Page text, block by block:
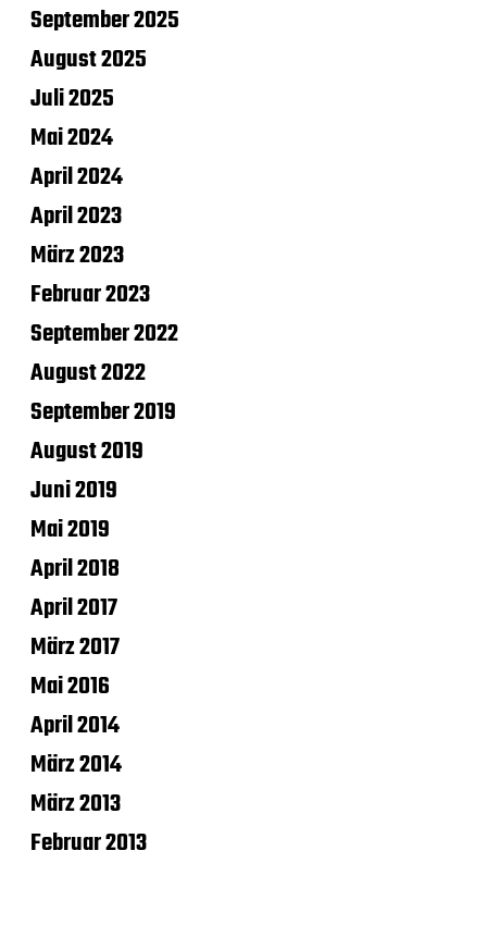
September 2025
August 2025
Juli 2025
Mai 2024
April 2024
April 2023
März 2023
Februar 2023
September 2022
August 2022
September 2019
August 2019
Juni 2019
Mai 2019
April 2018
April 2017
März 2017
Mai 2016
April 2014
März 2014
März 2013
Februar 2013